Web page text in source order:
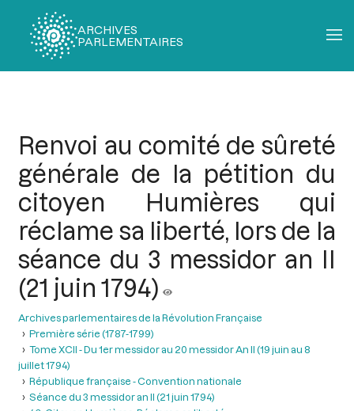
ARCHIVES
PARLEMENTAIRES
Renvoi au comité de sûreté
générale de la pétition du
citoyen Humières qui
réclame sa liberté, lors de la
séance du 3 messidor an II
(21 juin 1794)
Archives parlementaires de la Révolution Française
Première série (1787-1799)
Tome XCII - Du 1er messidor au 20 messidor An II (19 juin au 8
juillet 1794)
République française - Convention nationale
Séance du 3 messidor an II (21 juin 1794)